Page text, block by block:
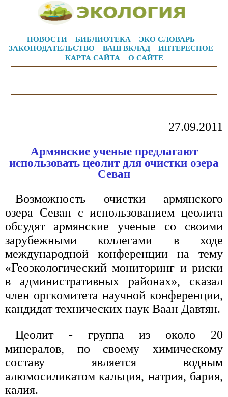
НОВОСТИ БИБЛИОТЕКА
ЭКО СЛОВАРЬ
ЗАКОНОДАТЕЛЬСТВО
ВАШ ВКЛАД
ИНТЕРЕСНОЕ
КАРТА САЙТА
О САЙТЕ
27.09.2011
Армянские ученые предлагают
использовать цеолит для очистки озера
Севан
Возможность очистки армянского
озера Севан с использованием цеолита
обсудят армянские ученые со своими
зарубежными коллегами в ходе
международной конференции на тему
«Геоэкологический мониторинг и риски
в административных районах», сказал
член оргкомитета научной конференции,
кандидат технических наук Ваан Давтян.
Цеолит - группа из около 20
минералов, по своему химическому
составу является водным
алюмосиликатом кальция, натрия, бария,
калия.